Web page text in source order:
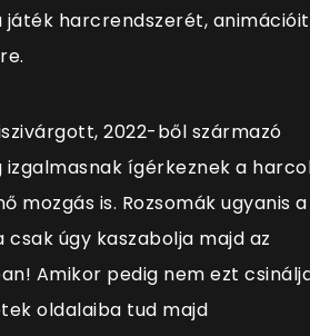
játék harcrendszerét, animációit
2022-ből származó
izgalmasnak ígérkeznek a
mozgás is. Rozsomák ugyanis a
úgy kaszabolja majd az
Amikor pedig nem ezt
oldalaiba tud majd